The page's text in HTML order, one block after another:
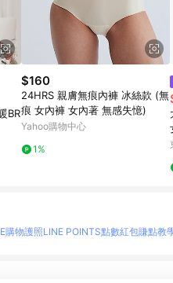
BR
$160
24HRS 親膚無痕內褲 冰絲款 (無
痕 女內褲 女內著 無感失憶)
Yahoo購物中心
1%
購物護照LINE POINTS點數紅包賺點教